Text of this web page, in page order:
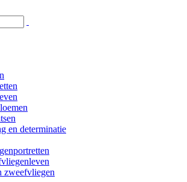
en determinatie
zweefvliegen